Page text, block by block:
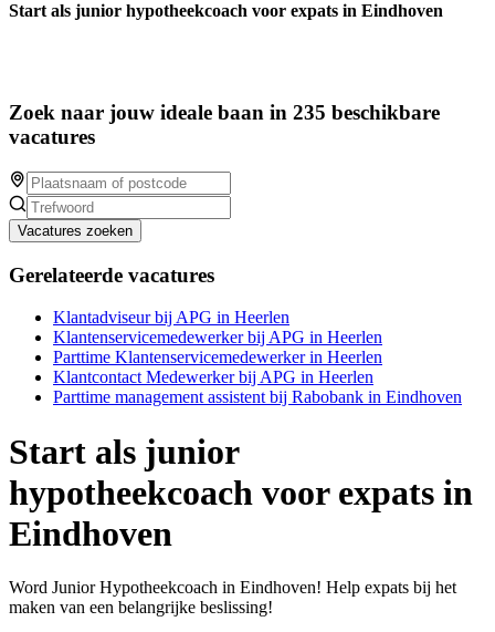
Start als junior hypotheekcoach voor expats in Eindhoven
Zoek naar jouw ideale baan in 235 beschikbare
vacatures
Vacatures zoeken
Gerelateerde vacatures
Klantadviseur bij APG in Heerlen
Klantenservicemedewerker bij APG in Heerlen
Parttime Klantenservicemedewerker in Heerlen
Klantcontact Medewerker bij APG in Heerlen
Parttime management assistent bij Rabobank in Eindhoven
Start als junior
hypotheekcoach voor expats in
Eindhoven
Word Junior Hypotheekcoach in Eindhoven! Help expats bij het
maken van een belangrijke beslissing!